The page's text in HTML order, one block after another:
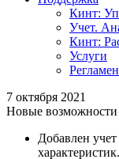
Кинт:
Учет.
Кинт:
Услуги
7 октября 2021
Новые возможности
Добавлен